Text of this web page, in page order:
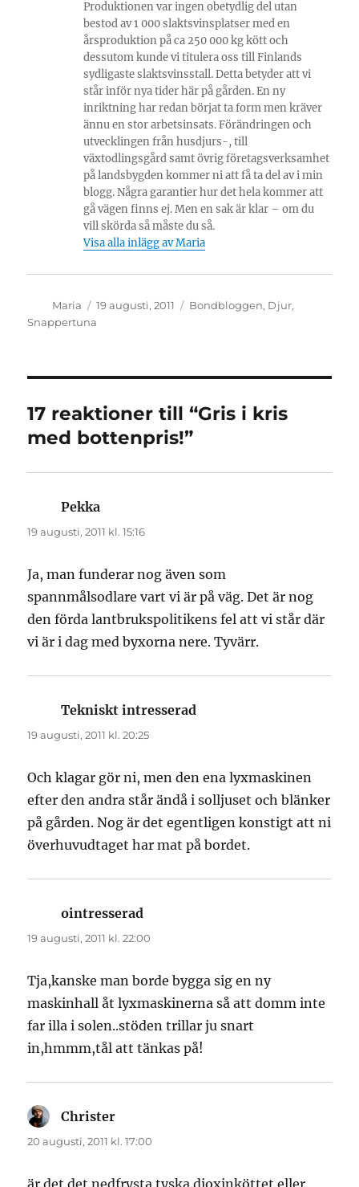
Produktionen var ingen obetydlig del utan
bestod av 1 000 slaktsvinsplatser med en
årsproduktion på ca 250 000 kg kött och
dessutom kunde vi titulera oss till Finlands
sydligaste slaktsvinsstall. Detta betyder att vi
står inför nya tider här på gården. En ny
inriktning har redan börjat ta form men kräver
ännu en stor arbetsinsats. Förändringen och
utvecklingen från husdjurs-, till
växtodlingsgård samt övrig företagsverksamhet
på landsbygden kommer ni att få ta del av i min
blogg. Några garantier hur det hela kommer att
gå vägen finns ej. Men en sak är klar – om du
vill skörda så måste du så.
Visa alla inlägg av Maria
Författare
Maria
Publicerat
den
19 augusti, 2011 Kategorier
Bondbloggen, Djur,
Snappertuna
17 reaktioner till “Gris i kris
med bottenpris!”
Pekka
19 augusti, 2011 kl. 15:16
Ja, man funderar nog även som
spannmålsodlare vart vi är på väg. Det är nog
den förda lantbrukspolitikens fel att vi står där
vi är i dag med byxorna nere. Tyvärr.
Tekniskt intresserad
19 augusti, 2011 kl. 20:25
Och klagar gör ni, men den ena lyxmaskinen
efter den andra står ändå i solljuset och blänker
på gården. Nog är det egentligen konstigt att ni
överhuvudtaget har mat på bordet.
ointresserad
19 augusti, 2011 kl. 22:00
Tja,kanske man borde bygga sig en ny
maskinhall åt lyxmaskinerna så att domm inte
far illa i solen..stöden trillar ju snart
in,hmmm,tål att tänkas på!
Christer
20 augusti, 2011 kl. 17:00